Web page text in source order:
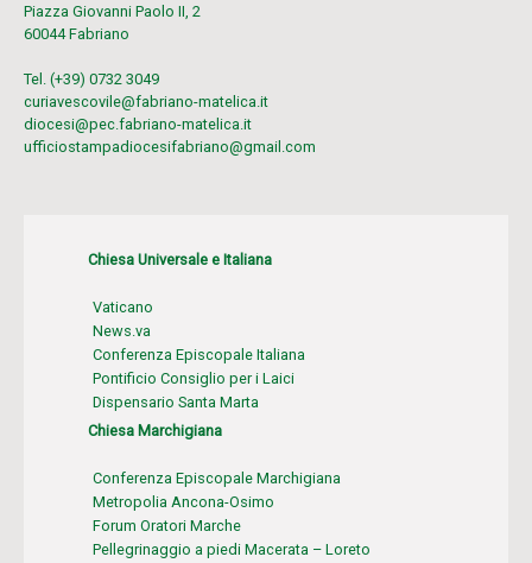
Piazza Giovanni Paolo II, 2
60044 Fabriano
Tel. (+39) 0732 3049
curiavescovile@fabriano-matelica.it
diocesi@pec.fabriano-matelica.it
ufficiostampadiocesifabriano@gmail.com
Chiesa Universale e Italiana
Vaticano
News.va
Conferenza Episcopale Italiana
Pontificio Consiglio per i Laici
Dispensario Santa Marta
Chiesa Marchigiana
Conferenza Episcopale Marchigiana
Metropolia Ancona-Osimo
Forum Oratori Marche
Pellegrinaggio a piedi Macerata – Loreto